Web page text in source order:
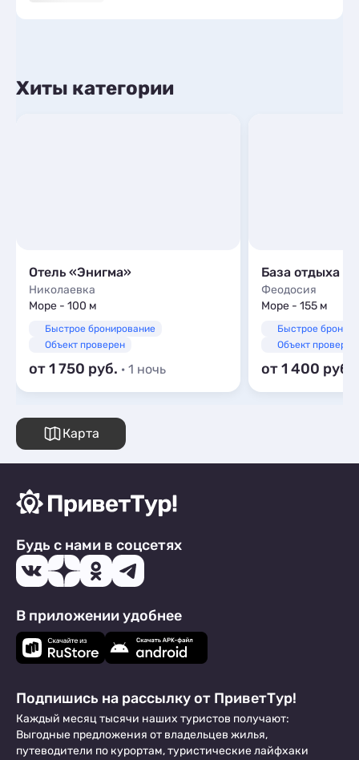
Хиты категории
Отель «Энигма»
Николаевка
Море - 100 м
Быстрое бронирование
Объект проверен
от 1 750 · 1 ночь
База отдыха
Феодосия
Море - 155 м
Быстрое
Объект проверен
от 1 400
Карта
Будь с нами в соцсетях
В приложении удобнее
Подпишись на рассылку от ПриветТур!
Каждый месяц тысячи наших туристов получают:
Выгодные предложения от владельцев жилья,
путеводители по курортам, туристические лайфхаки